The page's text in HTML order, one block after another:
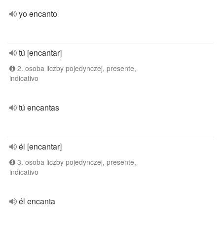
yo encanto
tú [encantar]
2. osoba liczby pojedynczej, presente,
indicativo
tú encantas
él [encantar]
3. osoba liczby pojedynczej, presente,
indicativo
él encanta